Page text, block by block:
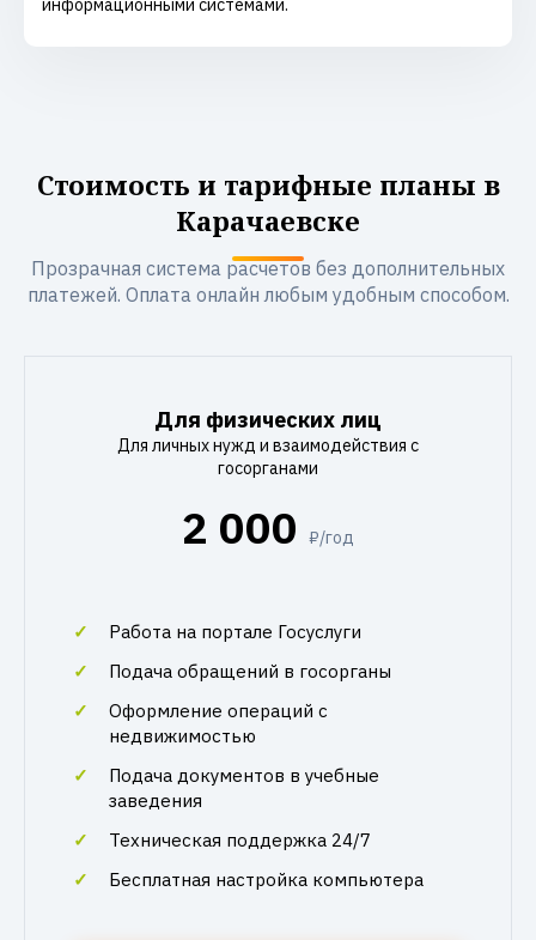
информационными системами.
Стоимость и тарифные планы в
Карачаевске
Прозрачная система расчетов без дополнительных
платежей. Оплата онлайн любым удобным способом.
Для физических лиц
Для личных нужд и взаимодействия с
госорганами
2 000 ₽/год
Работа на портале Госуслуги
Подача обращений в госорганы
Оформление операций с
недвижимостью
Подача документов в учебные
заведения
Техническая поддержка 24/7
Бесплатная настройка компьютера